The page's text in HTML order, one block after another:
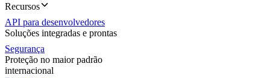
Recursos
API para desenvolvedores
Soluções integradas e prontas
Segurança
Proteção no maior padrão
internacional